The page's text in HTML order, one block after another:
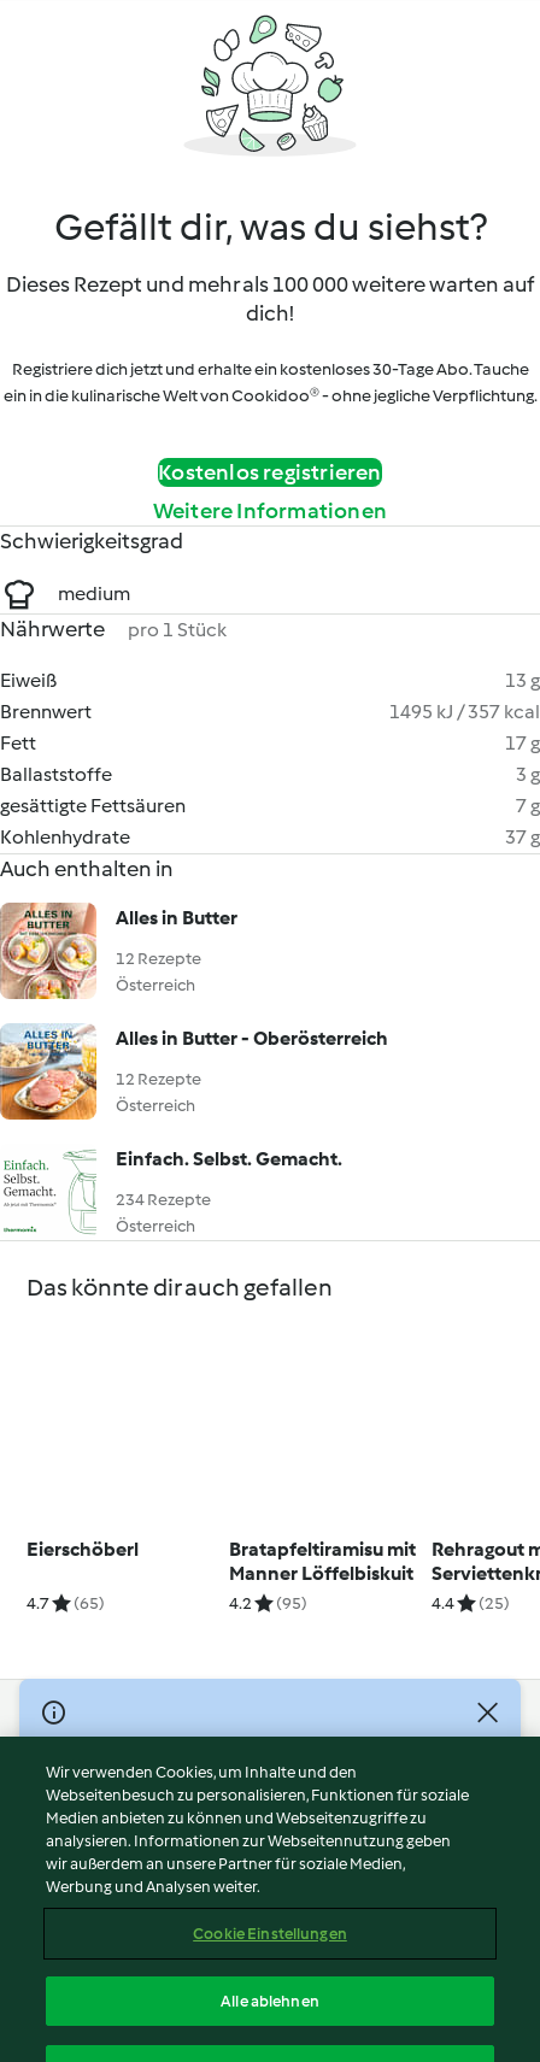
Gefällt dir, was du siehst?
Dieses Rezept und mehr als 100 000 weitere warten auf
dich!
Registriere dich jetzt und erhalte ein kostenloses 30-Tage Abo. Tauche
ein in die kulinarische Welt von Cookidoo® - ohne jegliche Verpflichtung.
Kostenlos registrieren
Weitere Informationen
Schwierigkeitsgrad
medium
Nährwerte pro 1 Stück
Eiweiß
13 g
Brennwert
1495 kJ / 357 kcal
Fett
17 g
Ballaststoffe
3 g
gesättigte Fettsäuren
7 g
Kohlenhydrate
37 g
Auch enthalten in
Alles in Butter
12 Rezepte
Österreich
Alles in Butter - Oberösterreich
12 Rezepte
Österreich
Einfach. Selbst. Gemacht.
234 Rezepte
Österreich
Das könnte dir auch gefallen
Eierschöberl
4.7 (65)
Bratapfeltiramisu mit
Manner Löffelbiskuit
4.2 (95)
Rehragout
4.4 (25)
© Copyright 2026
Nutzungsbedingungen
Datenschutzrichtlinien
Disclaimer
Impressum
Cookies
Abo kündigen
Erklärung zur Barrierefreiheit
Wir verwenden Cookies, um Inhalte und den
Webseitenbesuch zu personalisieren, Funktionen für soziale
Medien anbieten zu können und Webseitenzugriffe zu
analysieren. Informationen zur Webseitennutzung geben
wir außerdem an unsere Partner für soziale Medien,
Werbung und Analysen weiter.
Cookie Einstellungen
Alle ablehnen